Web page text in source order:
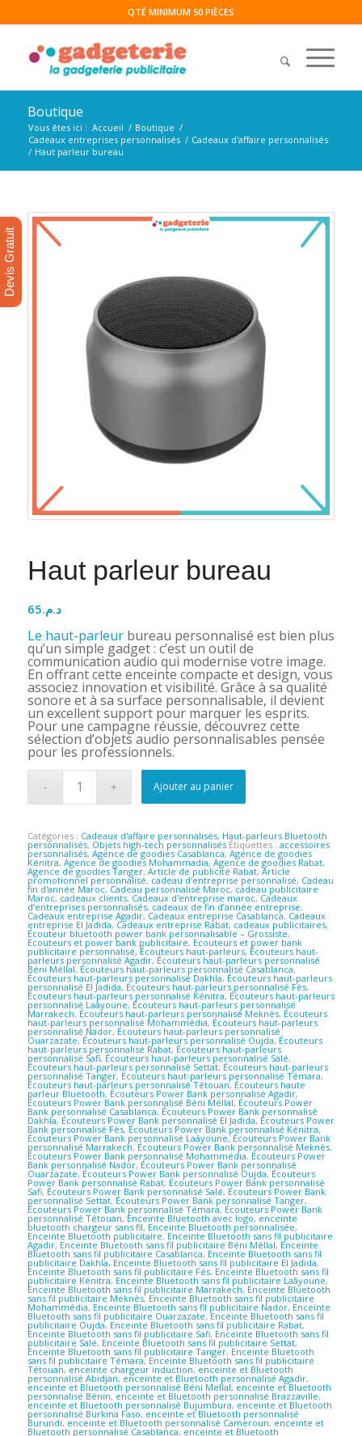
QTÉ MINIMUM 50 PIÈCES
Boutique
Vous êtes ici : Accueil / Boutique /
Cadeaux entreprises personnalisés / Cadeaux d'affaire personnalisés
/ Haut parleur bureau
Haut parleur bureau
د.م.65
Le haut-parleurbureau personnalisé est bien plus
qu’un simple gadget : c’est un outil de
communication audio qui modernise votre image.
En offrant cette enceinte compacte et design, vous
associez innovation et visibilité. Grâce à sa qualité
sonore et à sa surface personnalisable, il devient
un excellent support pour marquer les esprits.
Pour une campagne réussie, découvrez cette
sélection d’objets audio personnalisables pensée
pour les professionnels.
Ajouter au panier
Catégories : Cadeaux d'affaire personnalisés, Haut-parleurs Bluetooth
personnalisés, Objets high-tech personnalisés Étiquettes : accessoires
personnalisés, Agence de goodies Casablanca, Agence de goodies
Kénitra, Agence de goodies Mohammadia, Agence de goodies Rabat,
Agence de goodies Tanger, Article de publicité Rabat, Article
promotionnel personnalisé, cadeau d'entreprise personnalisé, Cadeau
fin d'année Maroc, Cadeau personnalisé Maroc, cadeau publicitaire
Maroc, cadeaux clients, Cadeaux d'entreprise maroc, Cadeaux
d’entreprises personnalisés, cadeaux de fin d’année entreprise,
Cadeaux entreprise Agadir, Cadeaux entreprise Casablanca, Cadeaux
entreprise El Jadida, Cadeaux entreprise Rabat, cadeaux publicitaires,
Écouteur bluetooth power bank personnalisable – Grossiste,
Ecouteurs et power bank publicitaire, Ecouteurs et power bank
publicitaire personnalisé, Écouteurs haut-parleurs, Écouteurs haut-
parleurs personnalisé Agadir, Écouteurs haut-parleurs personnalisé
Béni Méllal, Écouteurs haut-parleurs personnalisé Casablanca,
Écouteurs haut-parleurs personnalisé Dakhla, Écouteurs haut-parleurs
personnalisé El Jadida, Écouteurs haut-parleurs personnalisé Fès,
Écouteurs haut-parleurs personnalisé Kénitra, Écouteurs haut-parleurs
personnalisé Laâyoune, Écouteurs haut-parleurs personnalisé
Marrakech, Écouteurs haut-parleurs personnalisé Meknès, Écouteurs
haut-parleurs personnalisé Mohammédia, Écouteurs haut-parleurs
personnalisé Nador, Écouteurs haut-parleurs personnalisé
Ouarzazate, Écouteurs haut-parleurs personnalisé Oujda, Écouteurs
haut-parleurs personnalisé Rabat, Écouteurs haut-parleurs
personnalisé Safi, Écouteurs haut-parleurs personnalisé Salé,
Écouteurs haut-parleurs personnalisé Settat, Écouteurs haut-parleurs
personnalisé Tanger, Écouteurs haut-parleurs personnalisé Témara,
Écouteurs haut-parleurs personnalisé Tétouan, Écouteurs haute
parleur Bluetooth, Écouteurs Power Bank personnalisé Agadir,
Écouteurs Power Bank personnalisé Béni Méllal, Écouteurs Power
Bank personnalisé Casablanca, Écouteurs Power Bank personnalisé
Dakhla, Écouteurs Power Bank personnalisé El Jadida, Écouteurs Power
Bank personnalisé Fès, Écouteurs Power Bank personnalisé Kénitra,
Écouteurs Power Bank personnalisé Laâyoune, Écouteurs Power Bank
personnalisé Marrakech, Écouteurs Power Bank personnalisé Meknès,
Écouteurs Power Bank personnalisé Mohammédia, Écouteurs Power
Bank personnalisé Nador, Écouteurs Power Bank personnalisé
Ouarzazate, Écouteurs Power Bank personnalisé Oujda, Écouteurs
Power Bank personnalisé Rabat, Écouteurs Power Bank personnalisé
Safi, Écouteurs Power Bank personnalisé Salé, Écouteurs Power Bank
personnalisé Settat, Écouteurs Power Bank personnalisé Tanger,
Écouteurs Power Bank personnalisé Témara, Écouteurs Power Bank
personnalisé Tétouan, Enceinte Bluetooth avec logo, enceinte
bluetooth chargeur sans fil, Enceinte Bluetooth personnalisée,
Enceinte Bluetooth publicitaire, Enceinte Bluetooth sans fil publicitaire
Agadir, Enceinte Bluetooth sans fil publicitaire Béni Méllal, Enceinte
Bluetooth sans fil publicitaire Casablanca, Enceinte Bluetooth sans fil
publicitaire Dakhla, Enceinte Bluetooth sans fil publicitaire El Jadida,
Enceinte Bluetooth sans fil publicitaire Fès, Enceinte Bluetooth sans fil
publicitaire Kénitra, Enceinte Bluetooth sans fil publicitaire Laâyoune,
Enceinte Bluetooth sans fil publicitaire Marrakech, Enceinte Bluetooth
sans fil publicitaire Meknès, Enceinte Bluetooth sans fil publicitaire
Mohammédia, Enceinte Bluetooth sans fil publicitaire Nador, Enceinte
Bluetooth sans fil publicitaire Ouarzazate, Enceinte Bluetooth sans fil
publicitaire Oujda, Enceinte Bluetooth sans fil publicitaire Rabat,
Enceinte Bluetooth sans fil publicitaire Safi, Enceinte Bluetooth sans fil
publicitaire Salé, Enceinte Bluetooth sans fil publicitaire Settat,
Enceinte Bluetooth sans fil publicitaire Tanger, Enceinte Bluetooth
sans fil publicitaire Témara, Enceinte Bluetooth sans fil publicitaire
Tétouan, enceinte chargeur induction, enceinte et Bluetooth
personnalisé Abidjan, enceinte et Bluetooth personnalisé Agadir,
enceinte et Bluetooth personnalisé Béni Mellal, enceinte et Bluetooth
personnalisé Bénin, enceinte et Bluetooth personnalisé Brazzaville,
enceinte et Bluetooth personnalisé Bujumbura, enceinte et Bluetooth
personnalisé Burkina Faso, enceinte et Bluetooth personnalisé
Burundi, enceinte et Bluetooth personnalisé Cameroun, enceinte et
Bluetooth personnalisé Casablanca, enceinte et Bluetooth
Devis Gratuit